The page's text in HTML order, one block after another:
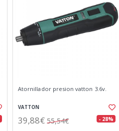
Atornillador presion vatton 3.6v.
VATTON
39,88€ 55,54€ - 28%